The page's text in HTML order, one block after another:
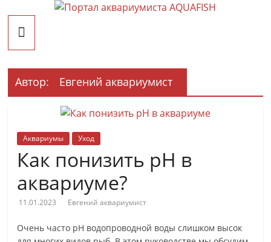
содержимому
Портал
AQUAFISH
Портал
аквариумиста
Автор: Евгений аквариумист
Аквариумы Уход
Как понизить pH в
аквариуме?
11.01.2023 Евгений аквариумист
Очень часто pH водопроводной воды слишком высок